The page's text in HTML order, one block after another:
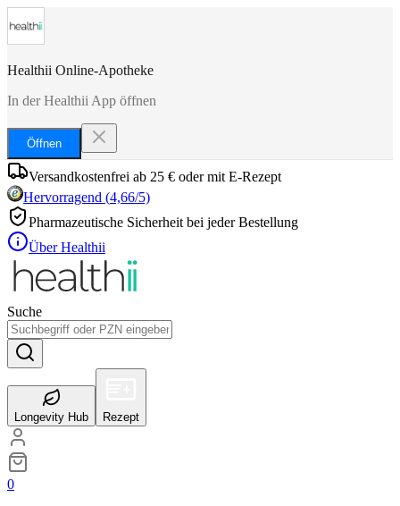
Healthii Online-Apotheke
In der Healthii App öffnen
Öffnen
Versandkostenfrei ab 25 € oder mit E-Rezept
Hervorragend (4,66/5)
Pharmazeutische Sicherheit bei jeder Bestellung
Über Healthii
Suche
Longevity Hub Rezept
0